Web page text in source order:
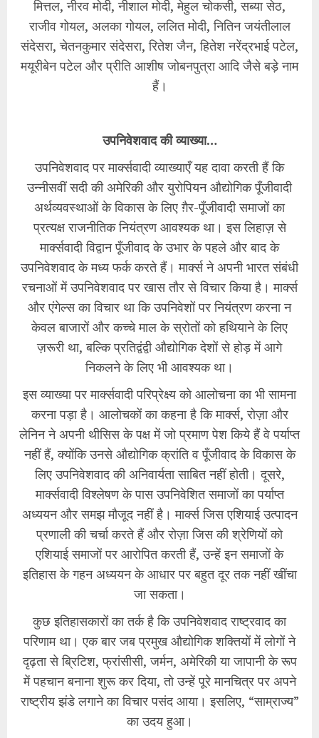
मित्तल, नीरव मोदी, नीशाल मोदी, मेहुल चोकसी, सब्या सेठ,
राजीव गोयल, अलका गोयल, ललित मोदी, नितिन जयंतीलाल
संदेसरा, चेतनकुमार संदेसरा, रितेश जैन, हितेश नरेंद्रभाई पटेल,
मयूरीबेन पटेल और प्रीति आशीष जोबनपुत्रा आदि जैसे बड़े नाम
हैं।
उपनिवेशवाद की व्याख्या…
उपनिवेशवाद पर मार्क्सवादी व्याख्याएँ यह दावा करती हैं कि
उन्नीसवीं सदी की अमेरिकी और युरोपियन औद्योगिक पूँजीवादी
अर्थव्यवस्थाओं के विकास के लिए ग़ैर-पूँजीवादी समाजों का
प्रत्यक्ष राजनीतिक नियंत्रण आवश्यक था। इस लिहाज़ से
मार्क्सवादी विद्वान पूँजीवाद के उभार के पहले और बाद के
उपनिवेशवाद के मध्य फर्क करते हैं। मार्क्स ने अपनी भारत संबंधी
रचनाओं में उपनिवेशवाद पर खास तौर से विचार किया है। मार्क्स
और एंगेल्स का विचार था कि उपनिवेशों पर नियंत्रण करना न
केवल बाजारों और कच्चे माल के स्रोतों को हथियाने के लिए
ज़रूरी था, बल्कि प्रतिद्वंद्वी औद्योगिक देशों से होड़ में आगे
निकलने के लिए भी आवश्यक था।
इस व्याख्या पर मार्क्सवादी परिप्रेक्ष्य को आलोचना का भी सामना
करना पड़ा है। आलोचकों का कहना है कि मार्क्स, रोज़ा और
लेनिन ने अपनी थीसिस के पक्ष में जो प्रमाण पेश किये हैं वे पर्याप्त
नहीं हैं, क्योंकि उनसे औद्योगिक क्रांति व पूँजीवाद के विकास के
लिए उपनिवेशवाद की अनिवार्यता साबित नहीं होती। दूसरे,
मार्क्सवादी विश्लेषण के पास उपनिवेशित समाजों का पर्याप्त
अध्ययन और समझ मौजूद नहीं है। मार्क्स जिस एशियाई उत्पादन
प्रणाली की चर्चा करते हैं और रोज़ा जिस की श्रेणियों को
एशियाई समाजों पर आरोपित करती हैं, उन्हें इन समाजों के
इतिहास के गहन अध्ययन के आधार पर बहुत दूर तक नहीं खींचा
जा सकता।
कुछ इतिहासकारों का तर्क है कि उपनिवेशवाद राष्ट्रवाद का
परिणाम था। एक बार जब प्रमुख औद्योगिक शक्तियों में लोगों ने
दृढ़ता से ब्रिटिश, फ्रांसीसी, जर्मन, अमेरिकी या जापानी के रूप
में पहचान बनाना शुरू कर दिया, तो उन्हें पूरे मानचित्र पर अपने
राष्ट्रीय झंडे लगाने का विचार पसंद आया। इसलिए, “साम्राज्य”
का उदय हुआ।